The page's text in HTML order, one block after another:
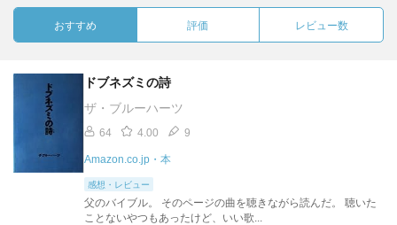
おすすめ 評価 レビュー数
ドブネズミの詩
ザ・ブルーハーツ
64 4.00 9
Amazon.co.jp・本
感想・レビュー
父のバイブル。 そのページの曲を聴きながら読んだ。 聴いた
ことないやつもあったけど、いい歌...